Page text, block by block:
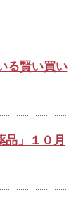
る賢い買い
」１０月